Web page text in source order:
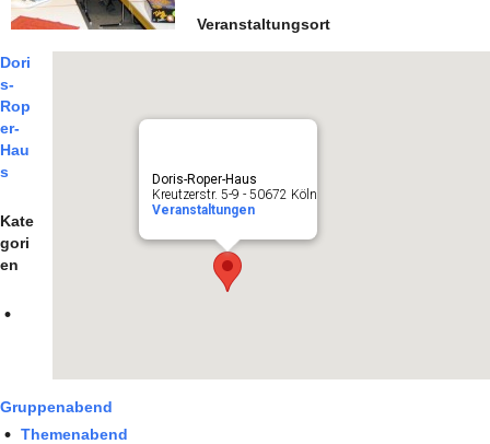
Doris-Roper-Haus
Kreutzerstr. 5-9 - 50672 Köln
Veranstaltungen
Veranstaltungsort
Dori
s-
Rop
er-
Hau
s
Kate
gori
en
Gruppenabend
Themenabend